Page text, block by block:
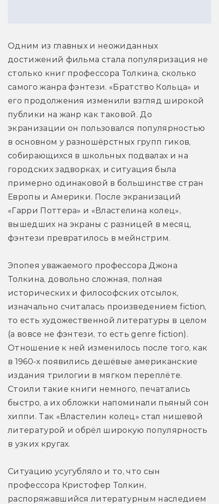
Одним из главных и неожиданных
достижений фильма стала популяризация не
столько книг профессора Толкина, сколько
самого жанра фэнтези. «Братство Кольца» и
его продолжения изменили взгляд широкой
публики на жанр как таковой. До
экранизации он пользовался популярностью
в основном у разношёрстных групп гиков,
собирающихся в школьных подвалах и на
городских задворках, и ситуация была
примерно одинаковой в большинстве стран
Европы и Америки. После экранизаций
«Гарри Поттера» и «Властелина колец»,
вышедших на экраны с разницей в месяц,
фэнтези превратилось в мейнстрим.
Эпопея уважаемого профессора Джона
Толкина, довольно сложная, полная
исторических и философских отсылок,
изначально считалась произведением fiction,
то есть художественной литературы в целом
(а вовсе не фэнтези, то есть genre fiction).
Отношение к ней изменилось после того, как
в 1960-х появились дешёвые американские
издания трилогии в мягком переплёте.
Стоили такие книги немного, печатались
быстро, а их обложки напоминали пьяный сон
хиппи. Так «Властелин колец» стал нишевой
литературой и обрёл широкую популярность
в узких кругах.
Ситуацию усугубляло и то, что сын
профессора Кристофер Толкин,
распоряжавшийся литературным наследием